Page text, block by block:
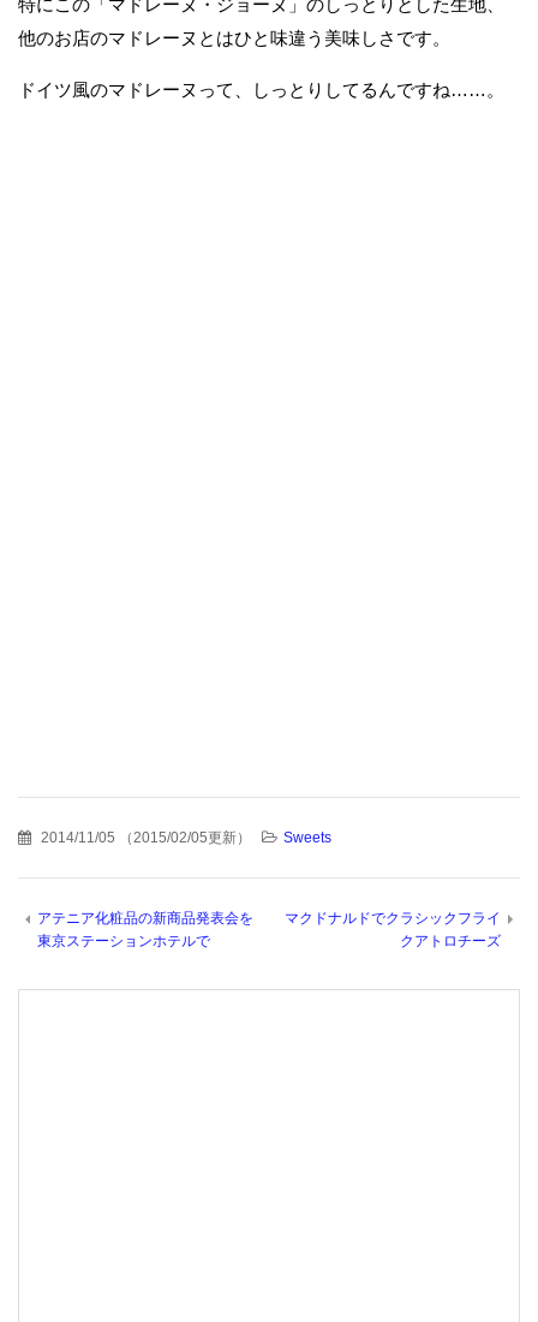
特にこの「マドレーヌ・ジョーヌ」のしっとりとした生地、
他のお店のマドレーヌとはひと味違う美味しさです。
ドイツ風のマドレーヌって、しっとりしてるんですね……。
2014/11/05 （2015/02/05更新） Sweets
アテニア化粧品の新商品発表会を
東京ステーションホテルで
マクドナルドでクラシックフライ
クアトロチーズ